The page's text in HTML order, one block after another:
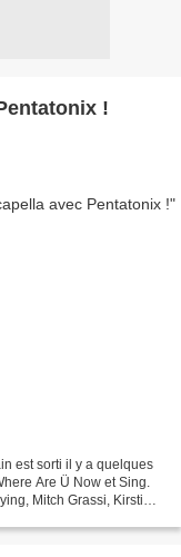
!
est sorti il y a quelques
Are Ü Now et Sing.
Mitch Grassi, Kirstin